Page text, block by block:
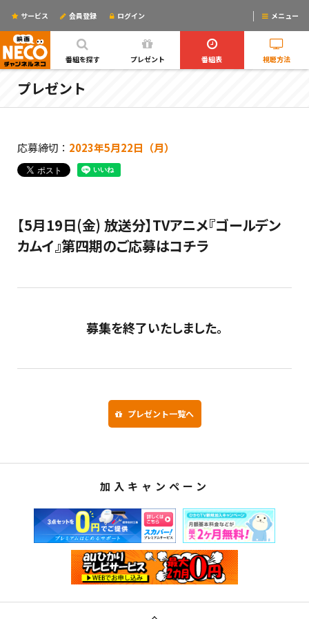
番組を探す プレゼント 番組表 視聴方法
サービス 会員登録 ログイン メニュー
ログインするとリマインドメールが使えるYO!
プレゼント
応募締切： 2023年5月22日（月）
【5月19日(金) 放送分】TVアニメ『ゴールデン
カムイ』第四期のご応募はコチラ
募集を終了いたしました。
プレゼント一覧へ
加入キャンペーン